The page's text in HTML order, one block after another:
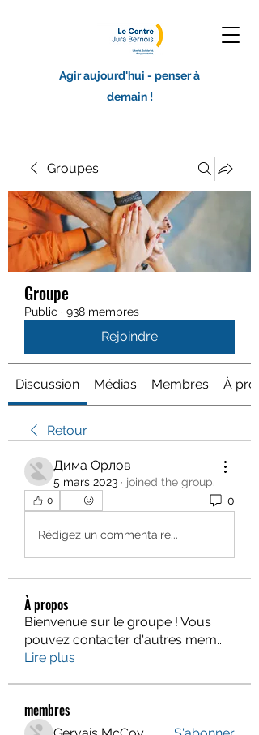
Agir aujourd'hui - penser à
demain !
Groupes
Groupe
Public · 938 membres
Rejoindre
Discussion Médias Membres À
Retour
Дима Орлов
5 mars 2023 · joined the group.
0 0
Rédigez un commentaire...
À propos
Bienvenue sur le groupe ! Vous
pouvez contacter d'autres mem...
Lire plus
membres